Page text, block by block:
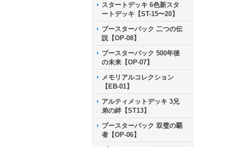
スタートデッキ 6色新スタ
ートデッキ【ST-15〜20】
ブースターパック 二つの伝
説【OP-08】
ブースターパック 500年後
の未来【OP-07】
メモリアルコレクション
【EB-01】
アルティメットデッキ 3兄
弟の絆【ST13】
ブースターパック 双璧の覇
者【OP-06】